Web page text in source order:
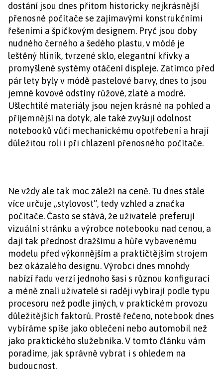
dostání jsou dnes přitom historicky nejkrásnější
přenosné počítače se zajímavými konstrukčními
řešeními a špičkovým designem. Pryč jsou doby
nudného černého a šedého plastu, v módě je
leštěný hliník, tvrzené sklo, elegantní křivky a
promyšlené systémy otáčení displeje. Zatímco před
pár lety byly v módě pastelové barvy, dnes to jsou
jemné kovové odstíny růžové, zlaté a modré.
Ušlechtilé materiály jsou nejen krásné na pohled a
příjemnější na dotyk, ale také zvyšují odolnost
notebooků vůči mechanickému opotřebení a hrají
důležitou roli i při chlazení přenosného počítače.
Ne vždy ale tak moc záleží na ceně. Tu dnes stále
více určuje „stylovost“, tedy vzhled a značka
počítače. Často se stává, že uživatelé preferují
vizuální stránku a výrobce notebooku nad cenou, a
dají tak přednost dražšímu a hůře vybavenému
modelu před výkonnějším a praktičtějším strojem
bez okázalého designu. Výrobci dnes mnohdy
nabízí řadu verzí jednoho šasi s různou konfigurací
a méně znalí uživatelé si raději vybírají podle typu
procesoru než podle jiných, v praktickém provozu
důležitějších faktorů. Prostě řečeno, notebook dnes
vybíráme spíše jako oblečení nebo automobil než
jako praktického služebníka. V tomto článku vám
poradíme, jak správně vybrat i s ohledem na
budoucnost.